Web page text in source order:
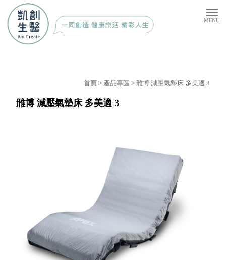
首頁> 產品專區 > 雃博 減壓氣墊床 多美適 3
雃博 減壓氣墊床 多美適 3